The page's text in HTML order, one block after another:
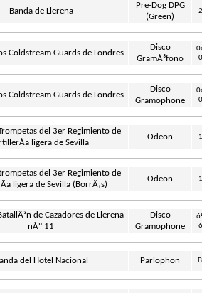
Banda de Llerena
Pre-Dog DPG
(Green)
Coldstream Guards de Londres
Disco
GramÃ³fono
Coldstream Guards de Londres
Disco
Gramophone
del 3er Regimiento de
ligera de Sevilla
Odeon
del 3er Regimiento de
ligera de Sevilla (BorrÃ¡s)
Odeon
de Cazadores de Llerena
nÂº 11
Disco
Gramophone
del Hotel Nacional Parlophon